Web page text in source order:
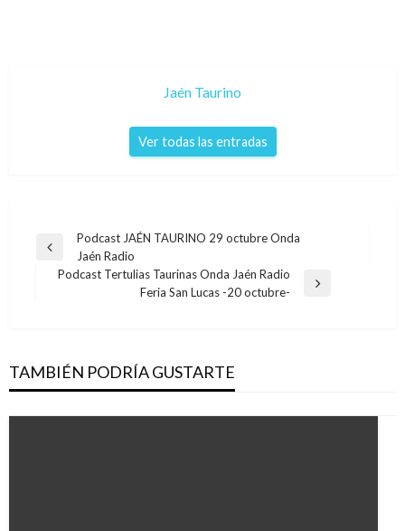
Jaén Taurino
Ver todas las entradas
Navegación
Entrada
anterior
Podcast JAÉN TAURINO 29 octubre Onda
Jaén Radio
Podcast Tertulias Taurinas Onda Jaén Radio
Feria San Lucas -20 octubre-
TAMBIÉN PODRÍA GUSTARTE